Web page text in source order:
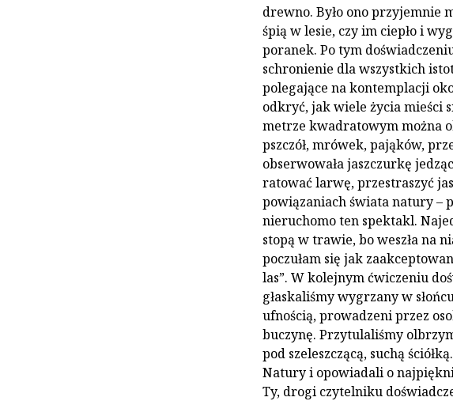
drewno. Było ono przyjemnie
śpią w lesie, czy im ciepło i
poranek. Po tym
schronienie dla wszystkich
polegające na kontemplacji
odkryć, jak wiele życia mieści
metrze kwadratowym można
pszczół, mrówek, pająków,
obserwowała jaszczurkę
ratować larwę, przestraszyć
powiązaniach świata natury –
nieruchomo ten spektakl.
stopą w trawie, bo weszła na
poczułam się jak
las”. W kolejnym ćwiczeniu
głaskaliśmy wygrzany w
ufnością, prowadzeni przez
buczynę. Przytulaliśmy
pod szeleszczącą, suchą
Natury i opowiadali o
Ty, drogi czytelniku